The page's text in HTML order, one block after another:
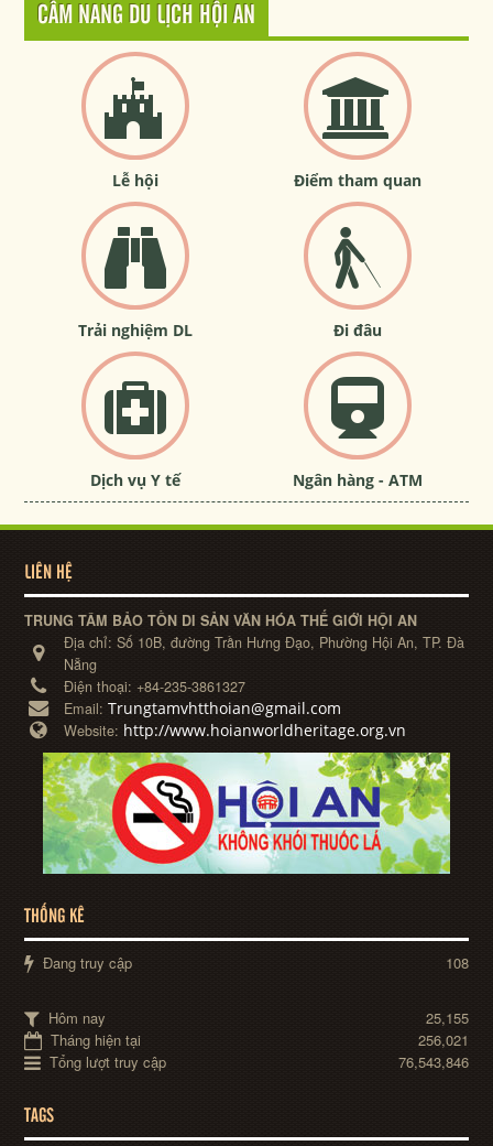
CẨM NANG DU LỊCH HỘI AN
Lễ hội Điểm tham quan
Trải nghiệm DL Đi đâu
Dịch vụ Y tế Ngân hàng - ATM
LIÊN HỆ
TRUNG TÂM BẢO TỒN DI SẢN VĂN HÓA THẾ GIỚI HỘI AN
Địa chỉ:Số 10B, đường Trần Hưng Đạo, Phường Hội An, TP. Đà
Nẵng
Điện thoại: +84-235-3861327
Email:Trungtamvhtthoian@gmail.com
Website: http://www.hoianworldheritage.org.vn
THỐNG KÊ
Đang truy cập 108
Hôm nay
25,155
Tháng hiện tại
256,021
Tổng lượt truy cập
76,543,846
TAGS